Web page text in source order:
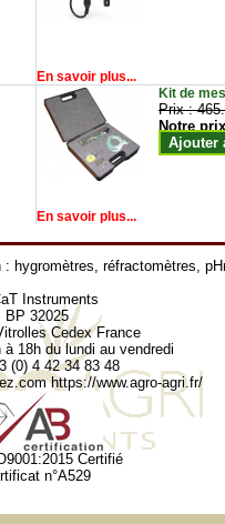
En savoir plus...
Kit de
Prix :
Notre
Ajouter
En savoir plus...
: hygromètres, réfractomètres,
Instruments
BP 32025
Cedex France
à 18h du lundi au vendredi
(0) 4 42 34 83 48
https://www.agro-agri.fr/
Certifié
n°A529